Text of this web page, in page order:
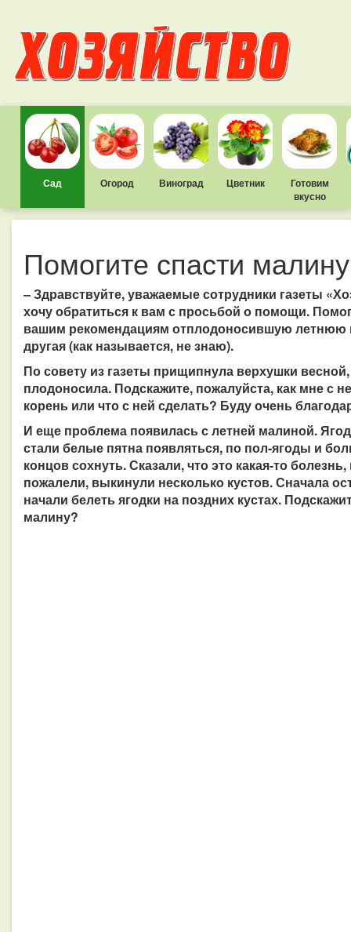
Сад Огород Виноград Цветник
Готовим
вкусно
Помогите спасти малину
– Здравствуйте, уважаемые сотрудники газеты
хочу обратиться к вам с просьбой о помощи.
вашим рекомендациям отплодоносившую летнюю
другая (как называется, не знаю).
По совету из газеты прищипнула верхушки
плодоносила. Подскажите, пожалуйста, как мне с
корень или что с ней сделать? Буду очень
И еще проблема появилась с летней малиной.
стали белые пятна появляться, по пол-ягоды и
концов сохнуть. Сказали, что это какая-то
пожалели, выкинули несколько кустов. Сначала
начали белеть ягодки на поздних кустах.
малину?